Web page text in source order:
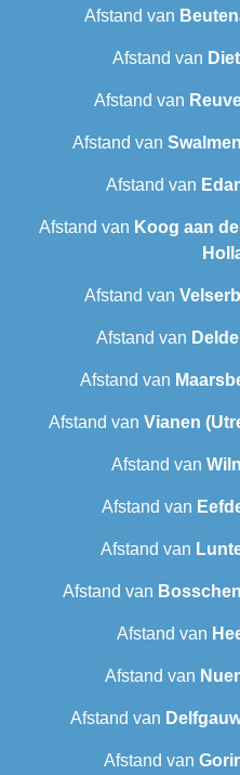
Afstand van
Afstand van
Afstand van
Afstand van Swalmen
Afstand van
Afstand van Koog aan
Afstand van
Afstand van
Afstand van
Afstand van Vianen
Afstand van
Afstand van
Afstand van
Afstand van
Afstand van
Afstand van
Afstand van
Afstand van